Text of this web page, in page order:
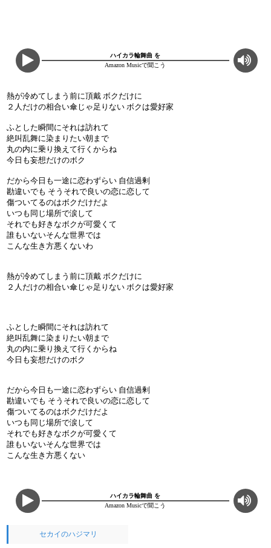
ハイカラ輪舞曲 を
Amazon Musicで聞こう
熱が冷めてしまう前に頂戴 ボクだけに
２人だけの相合い傘じゃ足りない ボクは愛好家
ふとした瞬間にそれは訪れて
絶叫乱舞に染まりたい朝まで
丸の内に乗り換えて行くからね
今日も妄想だけのボク
だから今日も一途に恋わずらい 自信過剰
勘違いでも そうそれで良いの恋に恋して
傷ついてるのはボクだけだよ
いつも同じ場所で涙して
それでも好きなボクが可愛くて
誰もいないそんな世界では
こんな生き方悪くないわ
熱が冷めてしまう前に頂戴 ボクだけに
２人だけの相合い傘じゃ足りない ボクは愛好家
ふとした瞬間にそれは訪れて
絶叫乱舞に染まりたい朝まで
丸の内に乗り換えて行くからね
今日も妄想だけのボク
だから今日も一途に恋わずらい 自信過剰
勘違いでも そうそれで良いの恋に恋して
傷ついてるのはボクだけだよ
いつも同じ場所で涙して
それでも好きなボクが可愛くて
誰もいないそんな世界では
こんな生き方悪くない
ハイカラ輪舞曲 を
Amazon Musicで聞こう
セカイのハジマリ